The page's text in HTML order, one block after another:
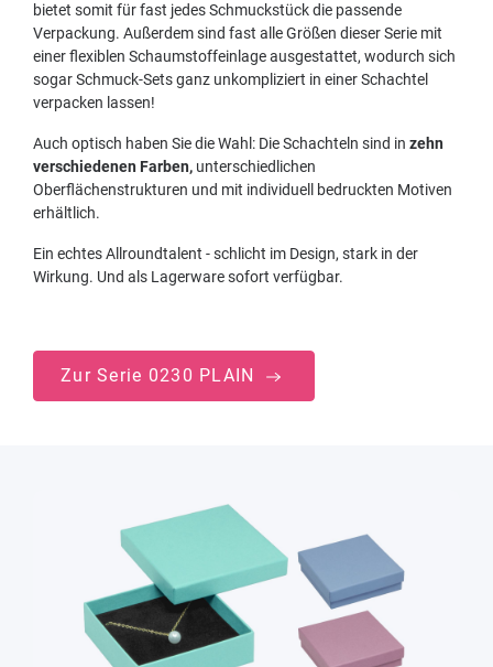
bietet somit für fast jedes Schmuckstück die passende
Verpackung. Außerdem sind fast alle Größen dieser Serie mit
einer flexiblen Schaumstoffeinlage ausgestattet, wodurch sich
sogar Schmuck-Sets ganz unkompliziert in einer Schachtel
verpacken lassen!
Auch optisch haben Sie die Wahl: Die Schachteln sind in zehn
verschiedenen Farben, unterschiedlichen
Oberflächenstrukturen und mit individuell bedruckten Motiven
erhältlich.
Ein echtes Allroundtalent - schlicht im Design, stark in der
Wirkung. Und als Lagerware sofort verfügbar.
Zur Serie 0230 PLAIN